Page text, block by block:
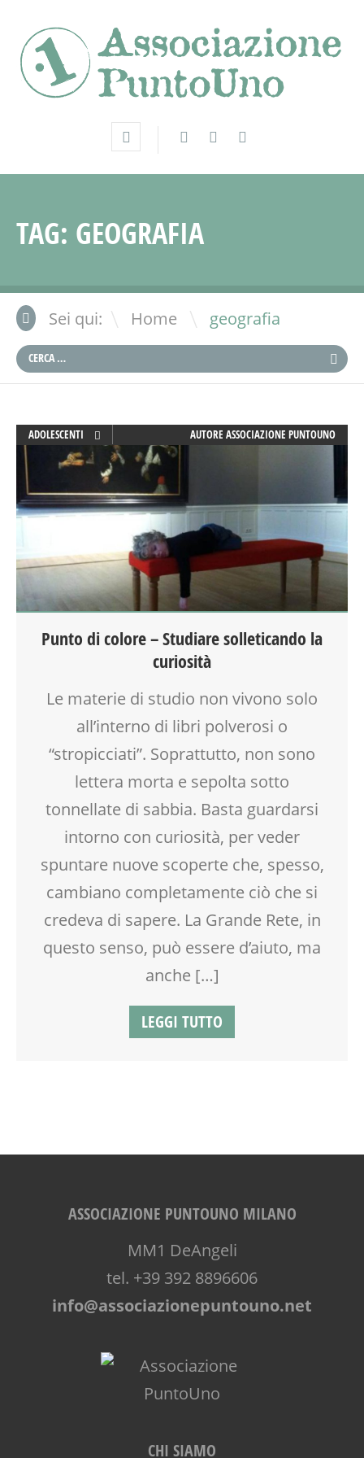
TAG: GEOGRAFIA
Sei qui: Home \ geografia
ADOLESCENTI
CREATIVITÀ
DOPO SCUOLA
GENITORI
MAMME
MOSTRE
OFFICINA
SCUOLA
VIA FARUFFINI
VIA MARTINETTI
AUTORE ASSOCIAZIONE PUNTOUNO
Punto di colore – Studiare solleticando la
curiosità
Le materie di studio non vivono solo
all’interno di libri polverosi o
“stropicciati”. Soprattutto, non sono
lettera morta e sepolta sotto
tonnellate di sabbia. Basta guardarsi
intorno con curiosità, per veder
spuntare nuove scoperte che, spesso,
cambiano completamente ciò che si
credeva di sapere. La Grande Rete, in
questo senso, può essere d’aiuto, ma
anche […]
LEGGI TUTTO
ASSOCIAZIONE PUNTOUNO MILANO
MM1 DeAngeli
tel. +39 392 8896606
info@associazionepuntouno.net
CHI SIAMO